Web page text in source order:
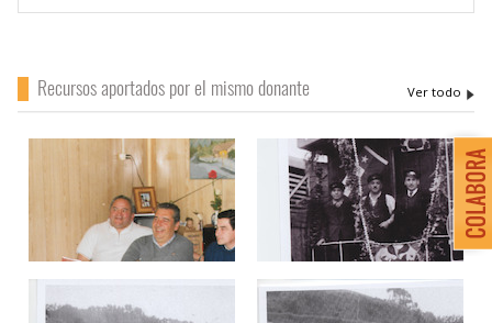
Recursos aportados por el mismo donante